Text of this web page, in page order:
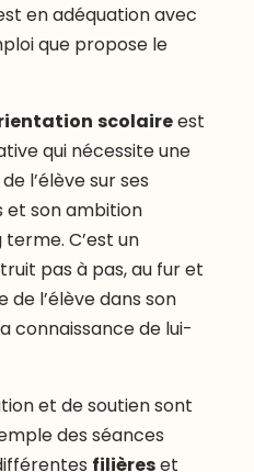
en adéquation avec
que propose le
scolaireest
qui nécessite une
l’élève sur ses
et son ambition
C’est un
pas à pas, au fur et
de l’élève dans son
connaissance de lui-
et de soutien sont
des séances
filièreset